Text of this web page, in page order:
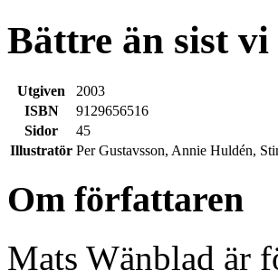
Bättre än sist vi
Utgiven
2003
ISBN
9129656516
Sidor
45
Illustratör Per Gustavsson, Annie Huldén,
Om författaren
Mats Wänblad är